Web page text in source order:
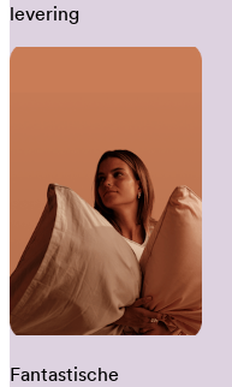
levering
Fantastische